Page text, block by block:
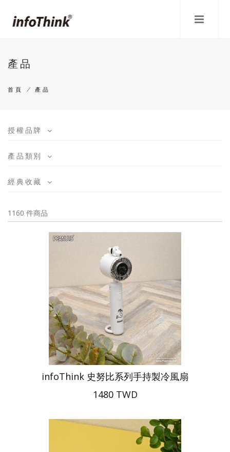
產品
航
結
首頁 / 產品
授權品牌
產品類別
經典收藏
1160 件商品
infoThink 史努比系列手持製冷風扇
1480 TWD